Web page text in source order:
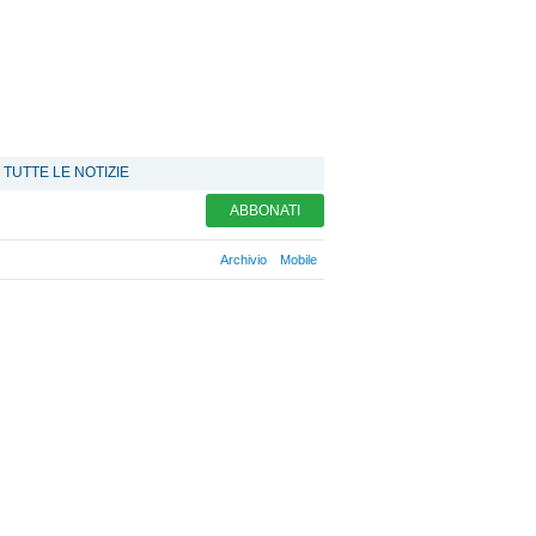
TUTTE LE NOTIZIE
ABBONATI
Archivio Mobile